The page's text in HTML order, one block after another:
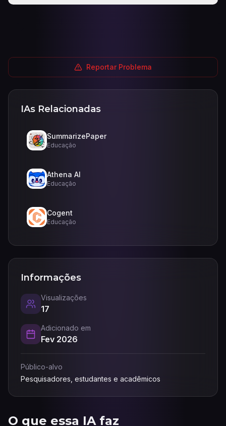
O que essa IA faz
Reportar Problema
IAs Relacionadas
SummarizePaper
Educação
Athena AI
Educação
Cogent
Educação
Informações
Visualizações
17
Adicionado em
Fev 2026
Público-alvo
Pesquisadores, estudantes e acadêmicos